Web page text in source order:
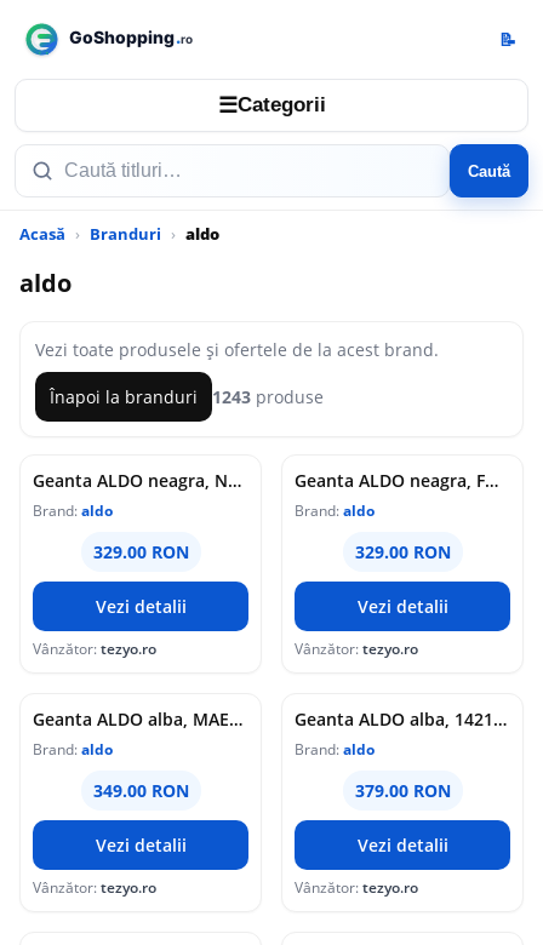
☰Categorii
Caută
📝
Acasă Branduri aldo
aldo
Vezi toate produsele și ofertele de la acest brand.
Înapoi la branduri 1243 produse
Geanta ALDO neagra, NOEVYA 017, din piele ecologica
Brand:aldo
329.00 RON
Vezi detalii
Vânzător:tezyo.ro
Geanta ALDO neagra, FORTUNA 009, din piele ecologica
Brand:aldo
329.00 RON
Vezi detalii
Vânzător:tezyo.ro
Geanta ALDO alba, MAELIABAG 121, din piele ecologica
Brand:aldo
349.00 RON
Vezi detalii
Vânzător:tezyo.ro
Geanta ALDO alba, 14217074, din piele ecologica
Brand:aldo
379.00 RON
Vezi detalii
Vânzător:tezyo.ro